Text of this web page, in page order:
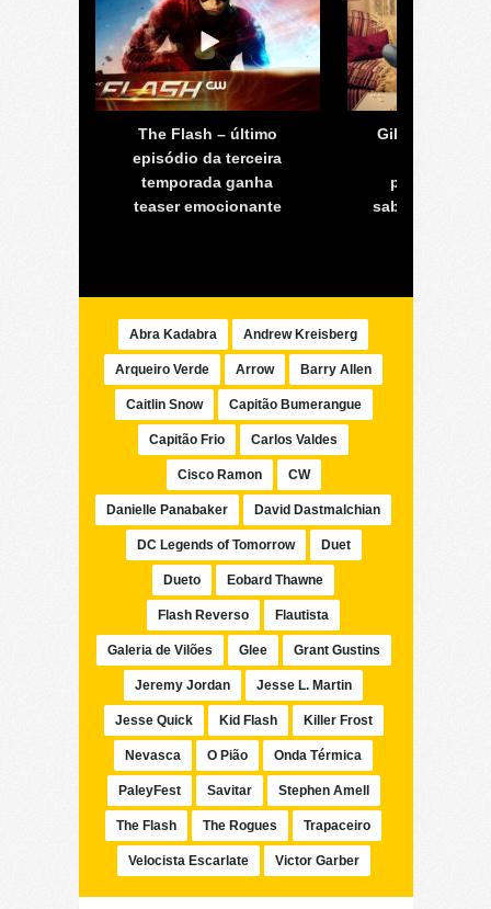
The Flash – último
episódio da terceira
temporada ganha
teaser emocionante
Gilmore Girls:
sabem se
Abra Kadabra Andrew Kreisberg
Arqueiro Verde Arrow Barry Allen
Caitlin Snow Capitão Bumerangue
Capitão Frio Carlos Valdes
Cisco Ramon CW
Danielle Panabaker David Dastmalchian
DC Legends of Tomorrow Duet
Dueto Eobard Thawne
Flash Reverso Flautista
Galeria de Vilões Glee Grant Gustins
Jeremy Jordan Jesse L. Martin
Jesse Quick Kid Flash Killer Frost
Nevasca O Pião Onda Térmica
PaleyFest Savitar Stephen Amell
The Flash The Rogues Trapaceiro
Velocista Escarlate Victor Garber